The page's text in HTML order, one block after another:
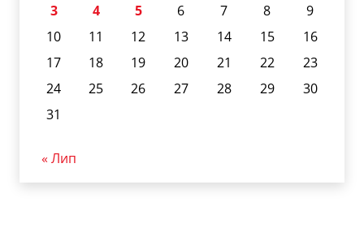
3
4 5 6 7 8
9
10
11 12 13 14 15
16
17
18 19 20 21 22
23
24
25 26 27 28 29
30
31
« Лип